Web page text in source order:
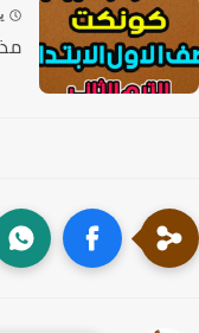
يونيو 12,